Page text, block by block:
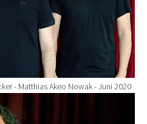
- Matthias Akeo Nowak - Juni 2020